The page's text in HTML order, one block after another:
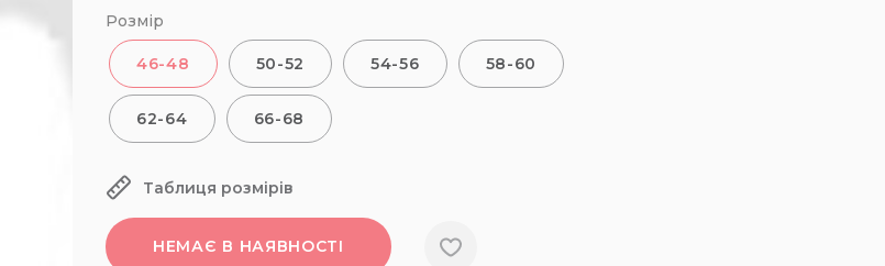
Розмір
46-48 50-52 54-56 58-60
62-64 66-68
Таблиця розмірів
НЕМАЄ В НАЯВНОСТІ